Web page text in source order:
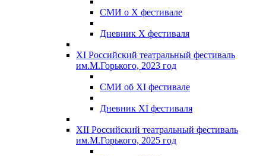
СМИ о X фестивале
Дневник X фестиваля
XI Российский театральный фестиваль
им.М.Горького, 2023 год
СМИ об XI фестивале
Дневник XI фестиваля
XII Российский театральный фестиваль
им.М.Горького, 2025 год